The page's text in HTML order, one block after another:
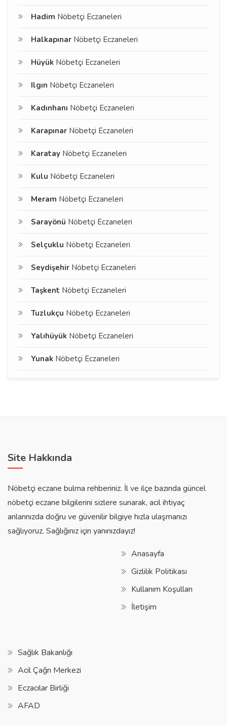
Hadim Nöbetçi Eczaneleri
Halkapınar Nöbetçi Eczaneleri
Hüyük Nöbetçi Eczaneleri
Ilgın Nöbetçi Eczaneleri
Kadınhanı Nöbetçi Eczaneleri
Karapınar Nöbetçi Eczaneleri
Karatay Nöbetçi Eczaneleri
Kulu Nöbetçi Eczaneleri
Meram Nöbetçi Eczaneleri
Sarayönü Nöbetçi Eczaneleri
Selçuklu Nöbetçi Eczaneleri
Seydişehir Nöbetçi Eczaneleri
Taşkent Nöbetçi Eczaneleri
Tuzlukçu Nöbetçi Eczaneleri
Yalıhüyük Nöbetçi Eczaneleri
Yunak Nöbetçi Eczaneleri
Site Hakkında
Nöbetçi eczane bulma rehberiniz. İl ve ilçe bazında güncel
nöbetçi eczane bilgilerini sizlere sunarak, acil ihtiyaç
anlarınızda doğru ve güvenilir bilgiye hızla ulaşmanızı
sağlıyoruz. Sağlığınız için yanınızdayız!
Anasayfa
Gizlilik Politikası
Kullanım Koşulları
İletişim
Sağlık Bakanlığı
Acil Çağrı Merkezi
Eczacılar Birliği
AFAD